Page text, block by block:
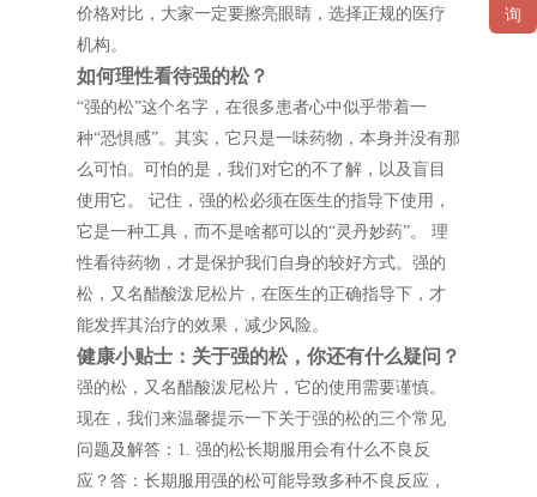
价格对比，大家一定要擦亮眼睛，选择正规的医疗
机构。
如何理性看待强的松？
“强的松”这个名字，在很多患者心中似乎带着一
种“恐惧感”。其实，它只是一味药物，本身并没有那
么可怕。可怕的是，我们对它的不了解，以及盲目
使用它。 记住，强的松必须在医生的指导下使用，
它是一种工具，而不是啥都可以的“灵丹妙药”。 理
性看待药物，才是保护我们自身的较好方式。强的
松，又名醋酸泼尼松片，在医生的正确指导下，才
能发挥其治疗的效果，减少风险。
健康小贴士：关于强的松，你还有什么疑问？
强的松，又名醋酸泼尼松片，它的使用需要谨慎。
现在，我们来温馨提示一下关于强的松的三个常见
问题及解答：1. 强的松长期服用会有什么不良反
应？答：长期服用强的松可能导致多种不良反应，
询